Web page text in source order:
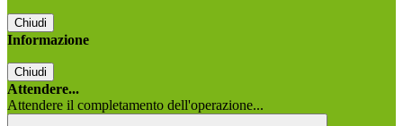
Chiudi
Informazione
Chiudi
Attendere...
Attendere il completamento dell'operazione...